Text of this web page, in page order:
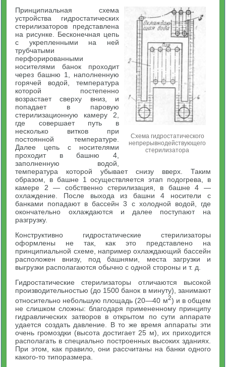
Схема гидростатического
непрерывнодействующего
стерилизатора
Принципиальная схема
устройства гидростатических
стерилизаторов представлена
на рисунке. Бесконечная цепь
с укрепленными на ней
трубчатыми
перфорированными
носителями банок проходит
через башню 1, наполненную
горячей водой, температура
которой постепенно
возрастает сверху вниз, и
попадает в паровую
стерилизационную камеру 2,
где совершает путь в
несколько витков при
постоянной температуре.
Далее цепь с носителями
проходит в башню 4,
заполненную водой,
температура которой убывает снизу вверх. Таким
образом, в башне 1 осуществляется этап подогрева, в
камере 2 — собственно стерилизация, в башне 4 —
охлаждение. После выхода из башни 4 носители с
банками попадают в бассейн 3 с холодной водой, где
окончательно охлаждаются и далее поступают на
разгрузку.
Конструктивно гидростатические стерилизаторы
оформлены не так, как это представлено на
принципиальной схеме, например охлаждающий бассейн
расположен внизу, под башнями, места загрузки и
выгрузки располагаются обычно с одной стороны и т. д.
Гидростатические стерилизаторы отличаются высокой
производительностью (до 1500 банок в минуту), занимают
относительно небольшую площадь (20—40 м2) и в общем
не слишком сложны: благодаря примененному принципу
гидравлических затворов в открытом по сути аппарате
удается создать давление. В то же время аппараты эти
очень громоздки (высота достигает 25 м), их приходится
располагать в специально построенных высоких зданиях.
При этом, как правило, они рассчитаны на банки одного
какого-то типоразмера.